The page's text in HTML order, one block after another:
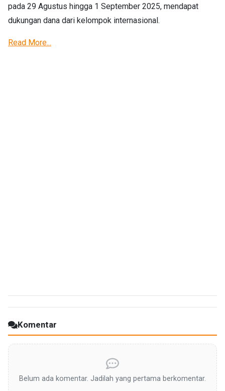
pada 29 Agustus hingga 1 September 2025, mendapat
dukungan dana dari kelompok internasional.
Read More...
Komentar
Belum ada komentar. Jadilah yang pertama berkomentar.